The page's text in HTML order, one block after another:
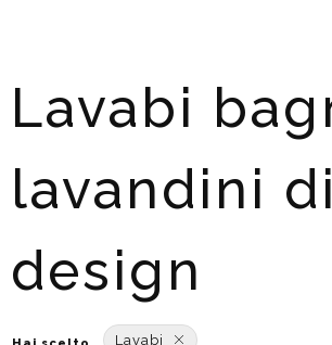
Lavabi bagno e
lavandini di
design
Lavabi